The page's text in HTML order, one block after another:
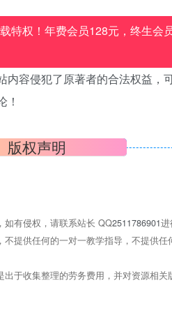
特权！年费会员128元，终生会
容侵犯了原著者的合法权益，
！
版权声明
如有侵权，请联系站长 QQ2511786901进
提供任何的一对一教学指导，不提供
于收集整理的劳务费用，并对资源相